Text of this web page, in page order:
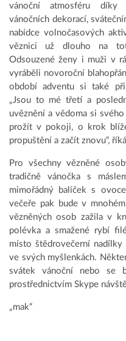
vánoční atmosféru díky
vánočních dekorací,
nabídce volnočasových
věznici už dlouho na
Odsouzené ženy i muži v
vyráběli novoroční
období adventu si také
„Jsou to mé třetí a
uvěznění a vědoma si
prožít v pokoji, o krok
propuštění a začít znovu“,
Pro všechny vězněné
tradičně vánočka s
mimořádný balíček s
večeře pak bude v
vězněných osob zažila v
polévka a smažené rybí
místo štědrovečerní
ve svých myšlenkách.
svátek vánoční nebo se
prostřednictvím Skype
„mak“